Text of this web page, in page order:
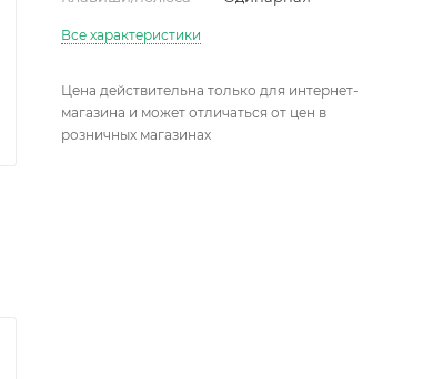
Все характеристики
Цена действительна только для интернет-
магазина и может отличаться от цен в
розничных магазинах